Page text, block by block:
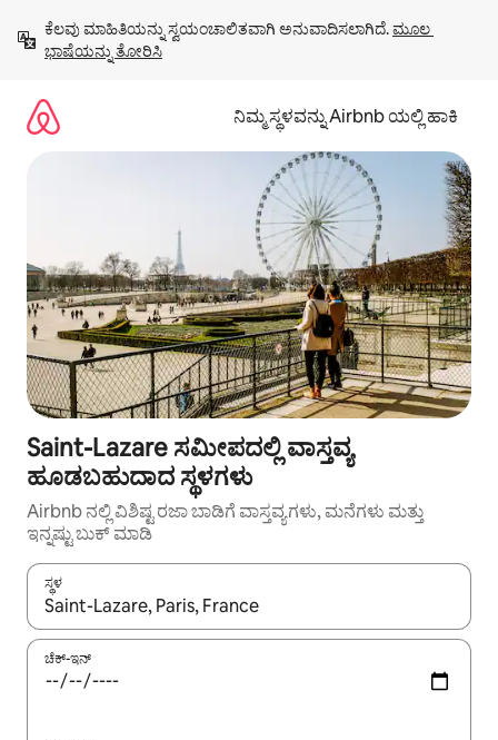
ಹೋಗಿ
ಕೆಲವು ಮಾಹಿತಿಯನ್ನು ಸ್ವಯಂಚಾಲಿತವಾಗಿ ಅನುವಾದಿಸಲಾಗಿದೆ. ಮೂಲ
ಭಾಷೆಯನ್ನು ತೋರಿಸಿ
ನಿಮ್ಮ ಸ್ಥಳವನ್ನು Airbnb ಯಲ್ಲಿ ಹಾಕಿ
Saint-Lazare ಸಮೀಪದಲ್ಲಿ ವಾಸ್ತವ್ಯ
ಹೂಡಬಹುದಾದ ಸ್ಥಳಗಳು
Airbnb ನಲ್ಲಿ ವಿಶಿಷ್ಟ ರಜಾ ಬಾಡಿಗೆ ವಾಸ್ತವ್ಯಗಳು, ಮನೆಗಳು ಮತ್ತು
ಇನ್ನಷ್ಟು ಬುಕ್ ಮಾಡಿ
ಸ್ಥಳ
ಫಲಿತಾಂಶಗಳು ಲಭ್ಯವಿರುವಾಗ, ಅಪ್ ಮತ್ತು ಡೌನ್ ಬಾಣದ ಕೀಲಿಗಳೊಂದಿಗೆ
ಚೆಕ್-ಇನ್